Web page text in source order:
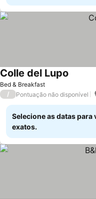
Bed & Breakfast
Colle del Lupo
/ Pontuação não disponível
Selecione as datas para
exatos.